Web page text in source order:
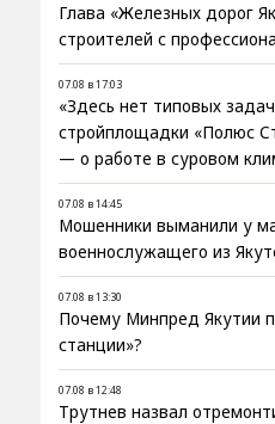
Глава «Железных дорог
строителей с
07.08 в 17:03
«Здесь нет типовых
стройплощадки «Полюс
— о работе в суровом
07.08 в 14:45
Мошенники выманили у
военнослужащего из
07.08 в 13:30
Почему Минпред Якутии
станции»?
07.08 в 12:48
Трутнев назвал